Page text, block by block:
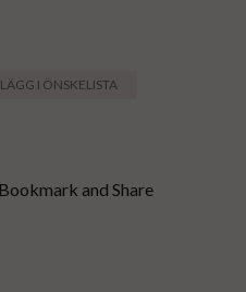
LÄGG I ÖNSKELISTA